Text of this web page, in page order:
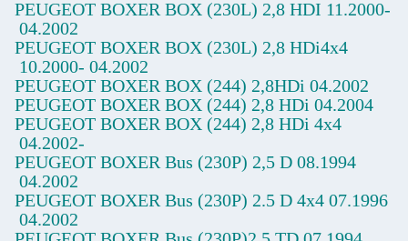
PEUGEOT BOXER BOX (230L) 2,8 HDI 11.2000-
04.2002
PEUGEOT BOXER BOX (230L) 2,8 HDi4x4
10.2000- 04.2002
PEUGEOT BOXER BOX (244) 2,8HDi 04.2002
PEUGEOT BOXER BOX (244) 2,8 HDi 04.2004
PEUGEOT BOXER BOX (244) 2,8 HDi 4x4
04.2002-
PEUGEOT BOXER Bus (230P) 2,5 D 08.1994
04.2002
PEUGEOT BOXER Bus (230P) 2.5 D 4x4 07.1996
04.2002